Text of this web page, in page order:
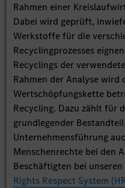
Rahmen einer
Dabei wird geprüft,
Werkstoffe für die
Recyclingprozesses
Recyclings der
Rahmen der Analyse wird
Wertschöpfungskette
Recycling. Dazu zählt für
grundlegender
Unternehmensführung
Menschenrechte bei den
Beschäftigten bei
Rights Respect System